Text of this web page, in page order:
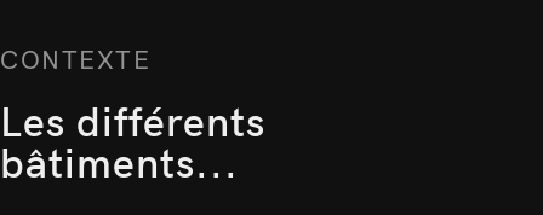
CONTEXTE
Les différents
bâtiments...